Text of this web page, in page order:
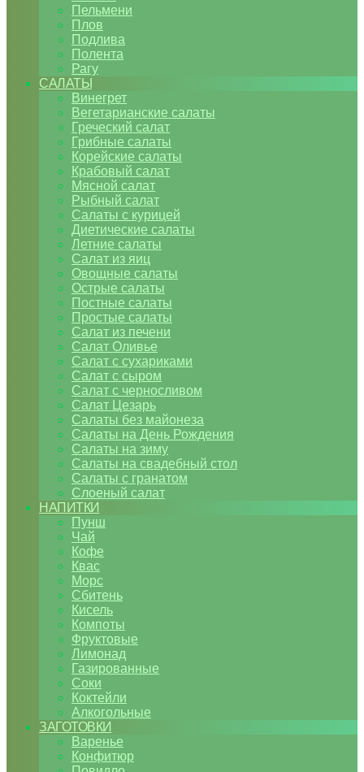
Пельмени
Плов
Подлива
Полента
Рагу
САЛАТЫ
Винегрет
Вегетарианские салаты
Греческий салат
Грибные салаты
Корейские салаты
Крабовый салат
Мясной салат
Рыбный салат
Салаты с курицей
Диетические салаты
Летние салаты
Салат из яиц
Овощные салаты
Острые салаты
Постные салаты
Простые салаты
Салат из печени
Салат Оливье
Салат с сухариками
Салат с сыром
Салат с черносливом
Салат Цезарь
Салаты без майонеза
Салаты на День Рождения
Салаты на зиму
Салаты на свадебный стол
Салаты с гранатом
Слоеный салат
НАПИТКИ
Пунш
Чай
Кофе
Квас
Морс
Сбитень
Кисель
Компоты
Фруктовые
Лимонад
Газированные
Соки
Коктейли
Алкогольные
ЗАГОТОВКИ
Варенье
Конфитюр